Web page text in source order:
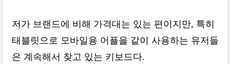
저가 브랜드에 비해 가격대는 있는 편이지만, 특히
태블릿으로 모바일용 어플을 같이 사용하는 유저들
은 계속해서 찾고 있는 키보드다.